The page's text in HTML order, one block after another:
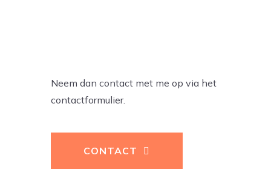
Neem dan contact met me op via het
contactformulier.
CONTACT